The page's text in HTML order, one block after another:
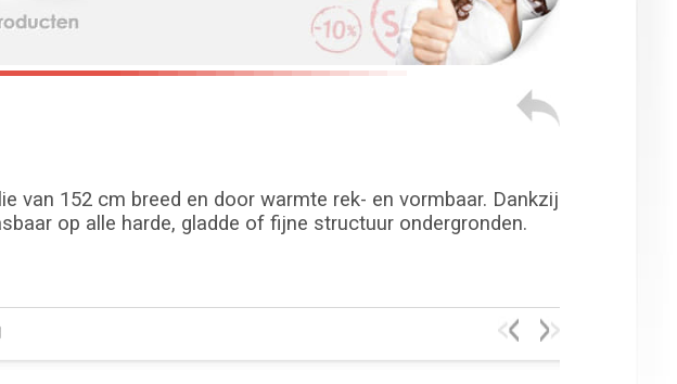
van 152 cm breed en door warmte rek- en vormbaar. Dankzij
op alle harde, gladde of fijne structuur ondergronden.